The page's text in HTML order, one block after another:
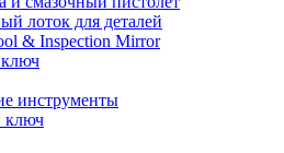
лоток для деталей
& Inspection Mirror
инструменты
ключ